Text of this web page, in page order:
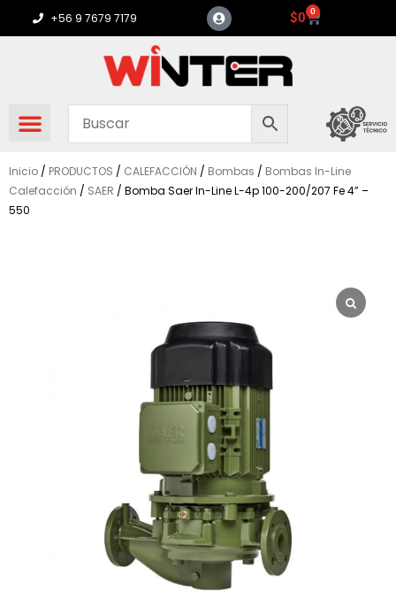
+56 9 7679 7179 $0 0
Carrito
Inicio / PRODUCTOS / CALEFACCIÓN / Bombas / Bombas In-Line
Calefacción / SAER / Bomba Saer In-Line L-4p 100-200/207 Fe 4” –
550